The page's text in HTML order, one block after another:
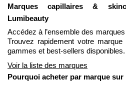
Marques capillaires &
Lumibeauty
Accédez à l’ensemble des
Trouvez rapidement votre
gammes et best-sellers disponibles.
Voir la liste des marques
Pourquoi acheter par marque sur